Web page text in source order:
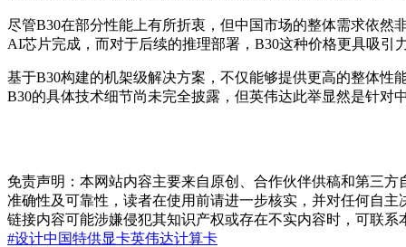
尽管B30在部分性能上有所折衷，但中国市场的整体需求依
AI芯片完成，而对于后续的推理部署，B30这种价格更具吸引
基于B30构建的机架级解决方案，不仅能够提供更高的整体性
B30的具体技术细节尚未完全披露，但英伟达此举显然是针对
免责声明：本网站内容主要来自原创、合作伙伴供稿和第三
准确性及可靠性，读者在使用前请进一步核实，并对任何自
链接内容可能涉嫌侵犯其知识产权或存在不实内容时，可联系
#设计中国特供显卡英伟达计算卡